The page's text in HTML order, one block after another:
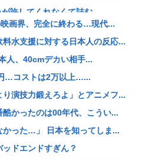
許してくれなくて詰む...
地震は震度2
もう本当に追い詰められる
駅前で大絶叫www
！onは時代遅れ！サロモン...
と診断された当時、世間は...
2人とかいうヤバすぎるアニ...
と何もない
映画界、完全に終わる…現代...
水支援に対する日本人の反応...
人、40cmデカい相手...
…コストは2万以上…...
演技力鍛えろよ」とアニメフ...
かったのは00年代、こうい...
かった…」 日本を知ってしま...
ドエンドすぎん？